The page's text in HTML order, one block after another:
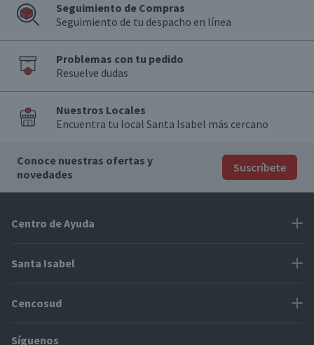
Seguimiento de Compras
Seguimiento de tu despacho en línea
Problemas con tu pedido
Resuelve dudas
Nuestros Locales
Encuentra tu local Santa Isabel más cercano
Conoce nuestras ofertas y
novedades
Suscríbete
Centro de Ayuda
Problemas con tu pedido
Cómo modificar mis datos
Modos de entrega y cobertura
Santa Isabel
Proveedores
Cencosud
Paris
Síguenos